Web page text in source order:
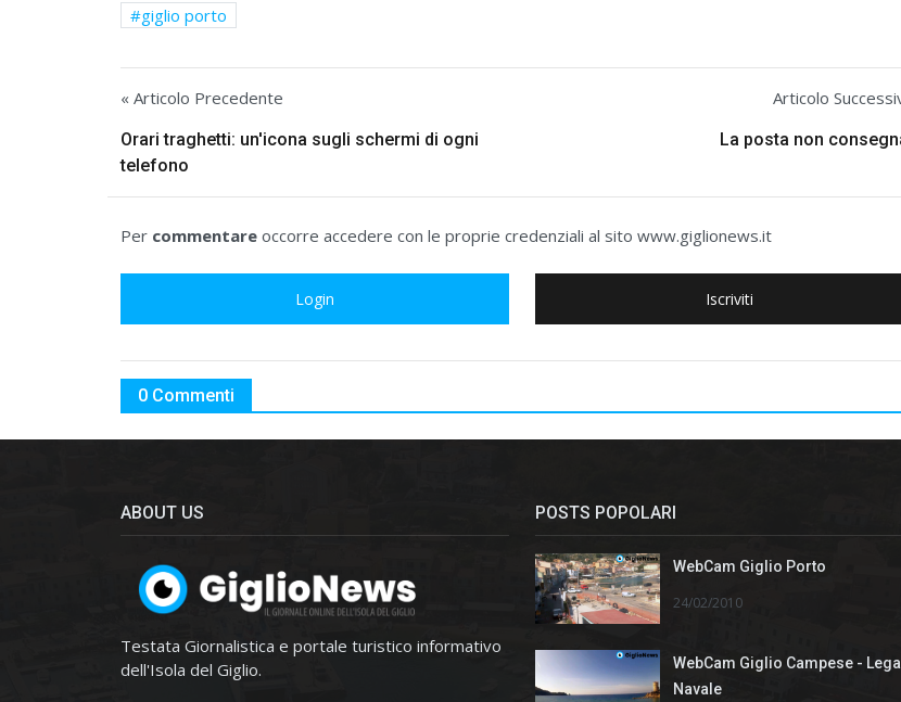
giglio porto
« Articolo Precedente
Orari traghetti: un'icona sugli schermi di ogni
telefono
Articolo
La posta non
Per commentare occorre accedere con le proprie credenziali al sito www.giglionews.it
Login Iscriviti
0 Commenti
ABOUT US
Testata Giornalistica e portale turistico informativo
dell'Isola del Giglio.
POSTS POPOLARI
WebCam Giglio Porto
24/02/2010
WebCam Giglio Campese - Lega
Navale